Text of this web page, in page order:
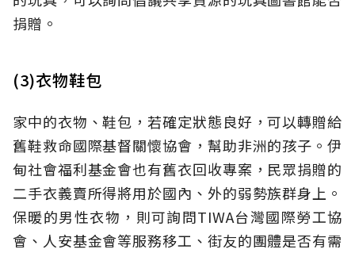
捐贈。
(3)衣物鞋包
家中的衣物、鞋包，若確定狀態良好，可以轉贈給
舊鞋救命國際基督關懷協會，幫助非洲的孩子。伊
甸社會福利基金會也有舊衣回收專案，民眾捐贈的
二手衣義賣所得將用於國內、外的弱勢族群身上。
保暖的男性衣物，則可詢問TIWA台灣國際勞工協
會、人安基金會等服務移工、街友的團體是否有需